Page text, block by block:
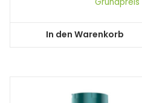
In den Warenkorb